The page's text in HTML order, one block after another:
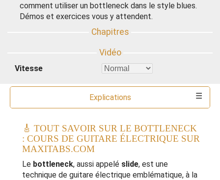
comment utiliser un bottleneck dans le style blues.
Démos et exercices vous y attendent.
Vitesse
Explications
🎸 TOUT SAVOIR SUR LE BOTTLENECK
: COURS DE GUITARE ÉLECTRIQUE SUR
MAXITABS.COM
Le bottleneck, aussi appelé slide, est une
technique de guitare électrique emblématique, à la